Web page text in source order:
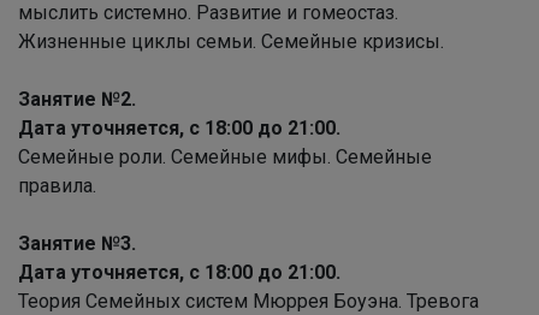
мыслить системно. Развитие и гомеостаз.
Жизненные циклы семьи. Семейные кризисы.
Занятие №2.
Дата уточняется, с 18:00 до 21:00.
Семейные роли. Семейные мифы. Семейные
правила.
Занятие №3.
Дата уточняется, с 18:00 до 21:00.
Теория Семейных систем Мюррея Боуэна. Тревога